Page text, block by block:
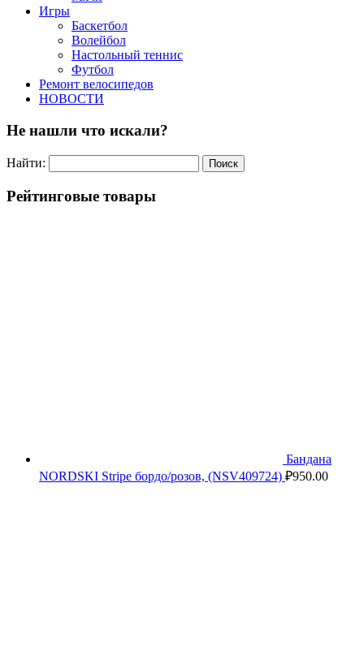
Игры
Баскетбол
Волейбол
Настольный теннис
Футбол
Ремонт велосипедов
НОВОСТИ
Не нашли что искали?
Найти:
Рейтинговые товары
Бандана
NORDSKI Stripe бордо/розов, (NSV409724) ₽950.00